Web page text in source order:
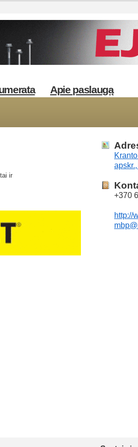
Apie paslaugą
ir
+370
http://